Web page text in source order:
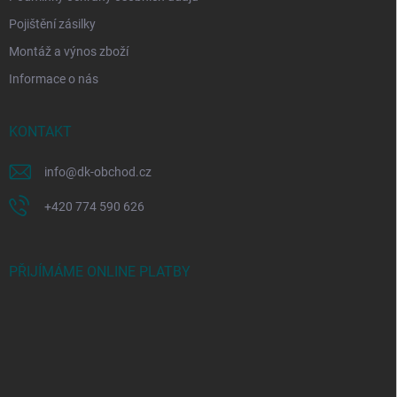
Pojištění zásilky
Montáž a výnos zboží
Informace o nás
KONTAKT
info@dk-obchod.cz
+420 774 590 626
PŘIJÍMÁME ONLINE PLATBY